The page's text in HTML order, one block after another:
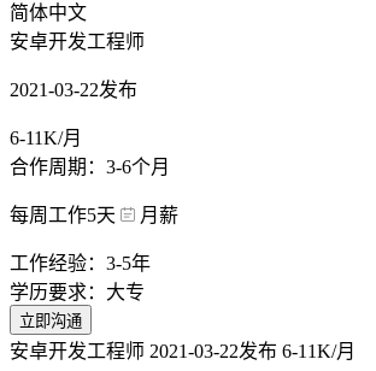
简体中文
安卓开发工程师
2021-03-22发布
6-11K/月
合作周期：3-6个月
每周工作5天 月薪
工作经验：3-5年
学历要求：大专
立即沟通
安卓开发工程师 2021-03-22发布 6-11K/月